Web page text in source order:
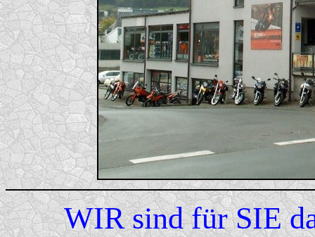
WIR sind für SIE